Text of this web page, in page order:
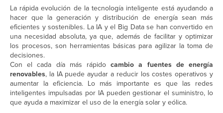
La rápida evolución de la tecnología inteligente está ayudando a
hacer que la generación y distribución de energía sean más
eficientes y sostenibles. La IA y el Big Data se han convertido en
una necesidad absoluta, ya que, además de facilitar y optimizar
los procesos, son herramientas básicas para agilizar la toma de
decisiones.
Con el cada día más rápidocambio a fuentes de energía
renovables, la IA puede ayudar a reducir los costes operativos y
aumentar la eficiencia. Lo más importante es que las redes
inteligentes impulsadas por IA pueden gestionar el suministro, lo
que ayuda a maximizar el uso de la energía solar y eólica.